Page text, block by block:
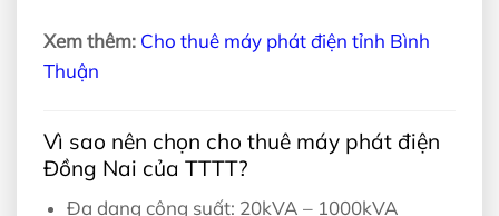
Xem thêm: Cho thuê máy phát điện tỉnh Bình
Thuận
Vì sao nên chọn cho thuê máy phát điện
Đồng Nai của TTTT?
Đa dạng công suất: 20kVA – 1000kVA